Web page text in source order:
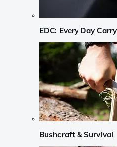
EDC: Every Day Carry
Bushcraft & Survival